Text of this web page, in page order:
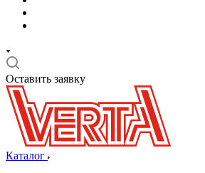
Оставить заявку
Каталог